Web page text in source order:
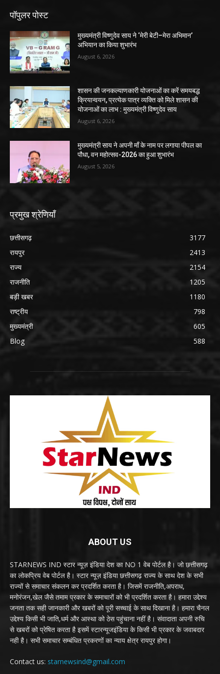
पॉपुलर पोस्ट
मुख्यमंत्री विष्णुदेव साय ने ‘मेरी बेटी–मेरा अभिमान’
अभियान का किया शुभारंभ
August 6, 2026
शासन की जनकल्याणकारी योजनाओं का करें समयबद्ध
क्रियान्वयन, प्रत्येक पात्र व्यक्ति को मिले शासन की
योजनाओं का लाभ : मुख्यमंत्री विष्णुदेव साय
August 6, 2026
मुख्यमंत्री साय ने अपनी माँ के नाम पर लगाया पीपल का
पौधा, वन महोत्सव-2026 का हुआ शुभारंभ
August 5, 2026
प्रमुख श्रेणियाँ
छत्तीसगढ़
3177
रायपुर
2413
राज्य
2154
राजनीति
1205
बड़ी खबर
1180
राष्ट्रीय
798
मुख्यमंत्री
605
Blog
588
ABOUT US
STARNEWS IND स्टार न्यूज़ इंडिया देश का NO 1 वेब पोर्टल है। जो छत्तीसगढ़
का लोकप्रिय वेब पोर्टल है। स्टार न्यूज़ इंडिया छत्तीसगढ़ राज्य के साथ देश के सभी
राज्यों से समाचार संकलन कर प्रदर्शित करता है। जिसमें राजनीति,अपराध,
मनोरंजन,खेल जैसे तमाम प्रकार के समाचारों को भी प्रदर्शित करता है। हमारा उद्देश्य
जनता तक सही जानकारी और खबरों को पूरी सच्चाई के साथ दिखाना है। हमारा चैनल
उद्देश्य किसी भी जाति,धर्म और आस्था को ठेस पहुंचाना नहीं है। संवादाता अपनी रुचि
से खबरों को प्रेषित करता है इसमें स्टारन्यूजइंडिया के किसी भी प्रकार के जवाबदार
नही है। सभी समाचार सम्बंधित प्रकरणों का न्याय क्षेत्र रायपुर होगा।
Contact us: starnewsind@gmail.com